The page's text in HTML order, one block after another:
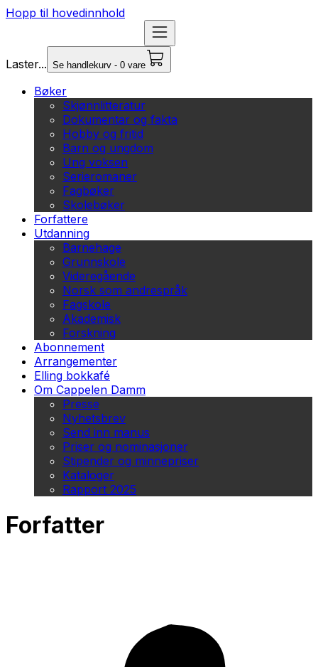
Hopp til hovedinnhold
Laster... Se handlekurv - 0 vare
Bøker
Skjønnlitteratur
Dokumentar og fakta
Hobby og fritid
Barn og ungdom
Ung voksen
Serieromaner
Fagbøker
Skolebøker
Forfattere
Utdanning
Barnehage
Grunnskole
Videregående
Norsk som andrespråk
Fagskole
Akademisk
Forskning
Abonnement
Arrangementer
Elling bokkafé
Om Cappelen Damm
Presse
Nyhetsbrev
Send inn manus
Priser og nominasjoner
Stipender og minnepriser
Kataloger
Rapport 2025
Forfatter